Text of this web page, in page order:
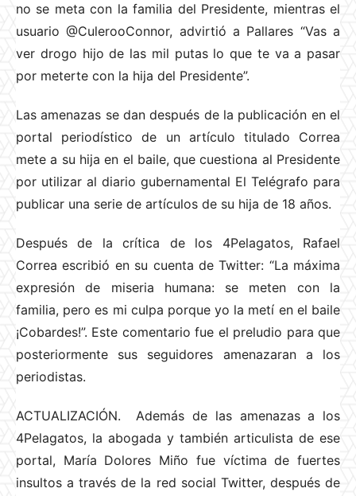
no se meta con la familia del Presidente, mientras el
usuario @CulerooConnor, advirtió a Pallares “Vas a
ver drogo hijo de las mil putas lo que te va a pasar
por meterte con la hija del Presidente”.
Las amenazas se dan después de la publicación en el
portal periodístico de un artículo titulado Correa
mete a su hija en el baile, que cuestiona al Presidente
por utilizar al diario gubernamental El Telégrafo para
publicar una serie de artículos de su hija de 18 años.
Después de la crítica de los 4Pelagatos, Rafael
Correa escribió en su cuenta de Twitter: “La máxima
expresión de miseria humana: se meten con la
familia, pero es mi culpa porque yo la metí en el baile
¡Cobardes!”. Este comentario fue el preludio para que
posteriormente sus seguidores amenazaran a los
periodistas.
ACTUALIZACIÓN. Además de las amenazas a los
4Pelagatos, la abogada y también articulista de ese
portal, María Dolores Miño fue víctima de fuertes
insultos a través de la red social Twitter, después de